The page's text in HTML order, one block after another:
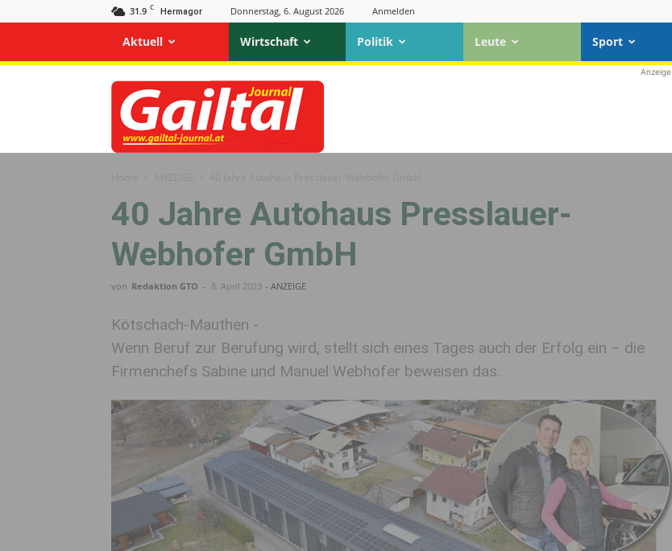
31.9 C Hermagor Donnerstag, 6. August 2026 Anmelden
Aktuell Wirtschaft Politik Leute Sport
Gailtal
Journal
Anzeige
40 Jahre Autohaus Presslauer-
Webhofer GmbH
von Redaktion GTO - 8. April 2023 - ANZEIGE
Kötschach-Mauthen -
Wenn Beruf zur Berufung wird, stellt sich eines Tages auch der Erfolg ein – die
Firmenchefs Sabine und Manuel Webhofer beweisen das.